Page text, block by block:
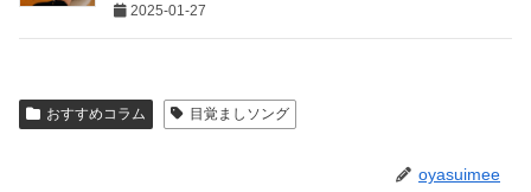
2025-01-27
おすすめコラム 目覚ましソング
oyasuimee